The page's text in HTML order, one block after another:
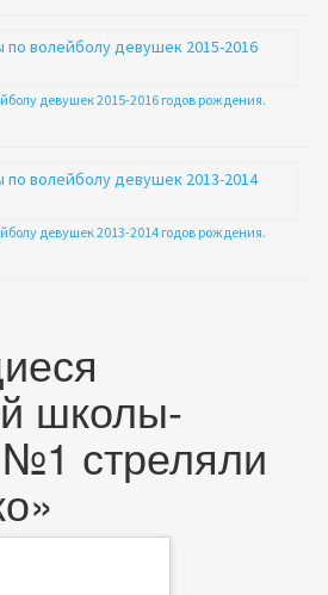
девушек 2015-2016 годов рождения.
девушек 2013-2014 годов рождения.
школы-
стреляли